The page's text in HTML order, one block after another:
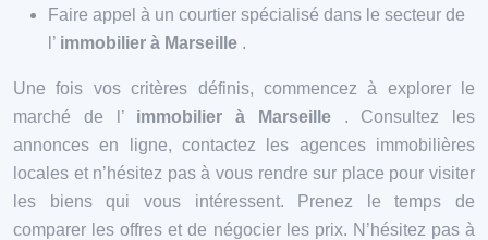
Faire appel à un courtier spécialisé dans le secteur de
l’ immobilier à Marseille .
Une fois vos critères définis, commencez à explorer le
marché de l’ immobilier à Marseille . Consultez les
annonces en ligne, contactez les agences immobilières
locales et n’hésitez pas à vous rendre sur place pour visiter
les biens qui vous intéressent. Prenez le temps de
comparer les offres et de négocier les prix. N’hésitez pas à